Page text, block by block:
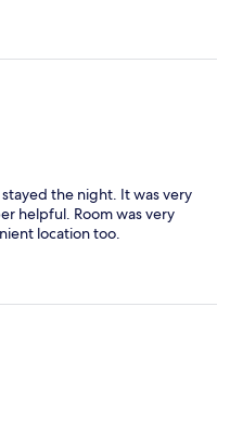
the night. It was very
helpful. Room was very
location too.